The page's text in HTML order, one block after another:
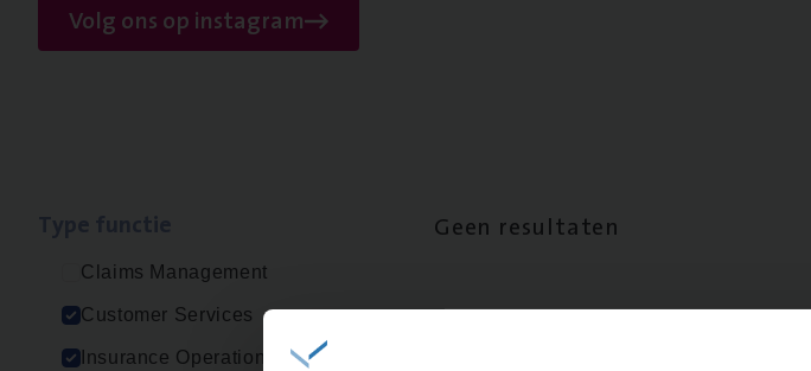
Volg ons op instagram
Claims Management
Customer Services
Insurance Operations
Geen resultaten